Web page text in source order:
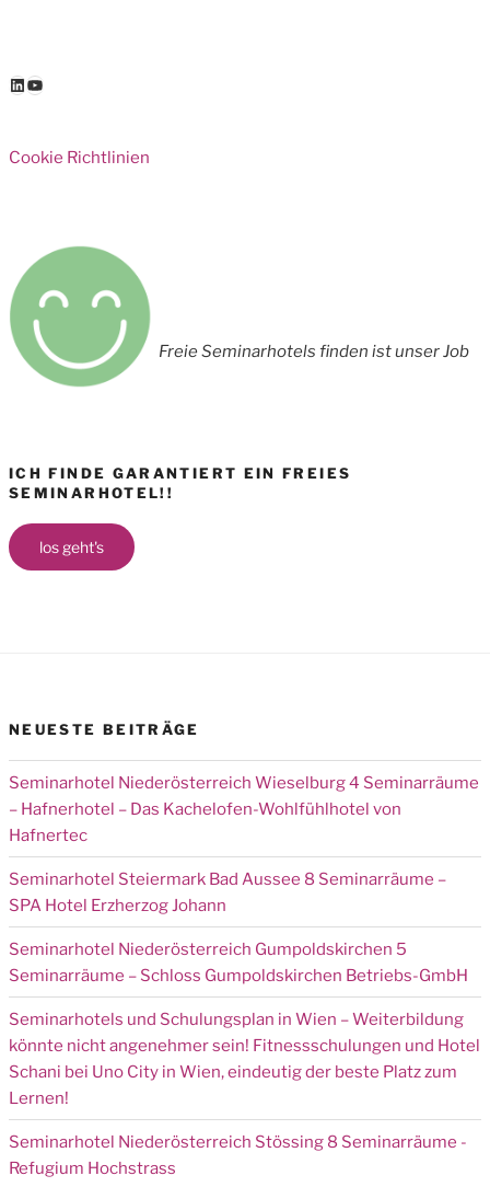
LinkedIn
YouTube
Cookie Richtlinien
Freie Seminarhotels finden ist unser Job
ICH FINDE GARANTIERT EIN FREIES
SEMINARHOTEL!!
los geht's
NEUESTE BEITRÄGE
Seminarhotel Niederösterreich Wieselburg 4 Seminarräume
– Hafnerhotel – Das Kachelofen-Wohlfühlhotel von
Hafnertec
Seminarhotel Steiermark Bad Aussee 8 Seminarräume –
SPA Hotel Erzherzog Johann
Seminarhotel Niederösterreich Gumpoldskirchen 5
Seminarräume – Schloss Gumpoldskirchen Betriebs-GmbH
Seminarhotels und Schulungsplan in Wien – Weiterbildung
könnte nicht angenehmer sein! Fitnessschulungen und Hotel
Schani bei Uno City in Wien, eindeutig der beste Platz zum
Lernen!
Seminarhotel Niederösterreich Stössing 8 Seminarräume -
Refugium Hochstrass